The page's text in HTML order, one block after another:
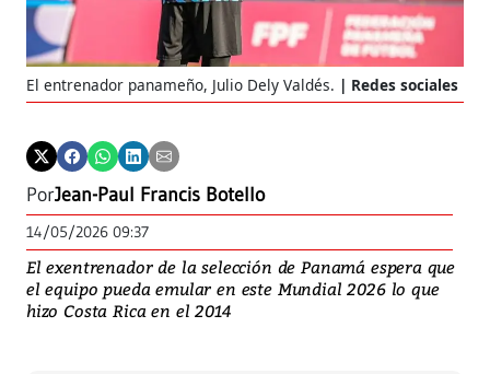
El entrenador panameño, Julio Dely Valdés. Redes sociales
PorJean-Paul Francis Botello
14/05/2026 09:37
El exentrenador de la selección de Panamá espera que
el equipo pueda emular en este Mundial 2026 lo que
hizo Costa Rica en el 2014